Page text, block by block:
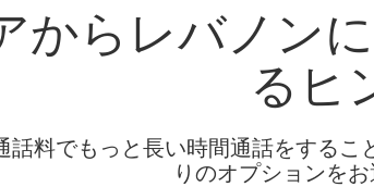
からレバノン
るヒ
話料でもっと長い時間通話をする
りのオプションをお